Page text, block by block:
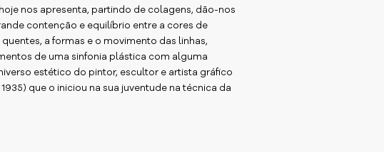
nos apresenta, partindo de colagens, dão-nos
contenção e equilíbrio entre a cores de
a formas e o movimento das linhas,
de uma sinfonia plástica com alguma
estético do pintor, escultor e artista gráfico
que o iniciou na sua juventude na técnica da